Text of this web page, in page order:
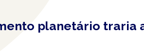
planetário traria